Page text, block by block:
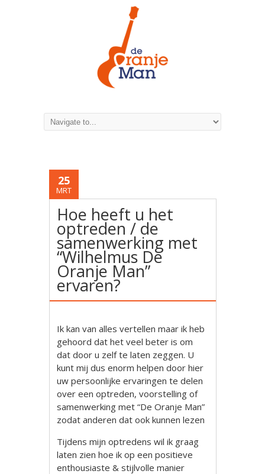
25
MRT
Hoe heeft u het
optreden / de
samenwerking met
“Wilhelmus De
Oranje Man”
ervaren?
Ik kan van alles vertellen maar ik heb
gehoord dat het veel beter is om
dat door u zelf te laten zeggen. U
kunt mij dus enorm helpen door hier
uw persoonlijke ervaringen te delen
over een optreden, voorstelling of
samenwerking met “De Oranje Man”
zodat anderen dat ook kunnen lezen
Tijdens mijn optredens wil ik graag
laten zien hoe ik op een positieve
enthousiaste & stijlvolle manier